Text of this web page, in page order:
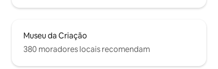
Museu da Criação
380 moradores locais recomendam